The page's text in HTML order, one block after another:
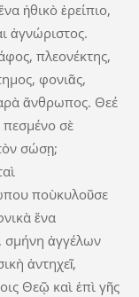
ἠθικὸ ἐρείπιο,
ἀγνώριστος.
πλεονέκτης,
φονιᾶς,
ἄνθρωπος. Θεέ
σὲ
σώσῃ;
ποὺκυλοῦσε
ἕνα
σμήνη ἀγγέλων
ἀντηχεῖ,
Θεῷ καὶ ἐπὶ γῆς